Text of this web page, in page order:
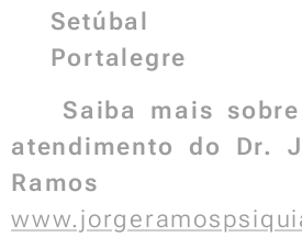
Setúbal
Portalegre
Saiba mais
atendimento do Dr.
Ramos